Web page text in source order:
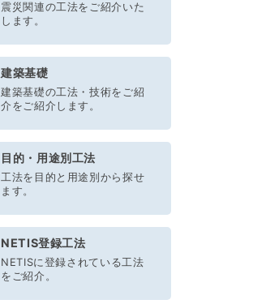
震災関連の工法をご紹介いた
します。
建築基礎
建築基礎の工法・技術をご紹
介をご紹介します。
目的・用途別工法
工法を目的と用途別から探せ
ます。
NETIS登録工法
NETISに登録されている工法
をご紹介。